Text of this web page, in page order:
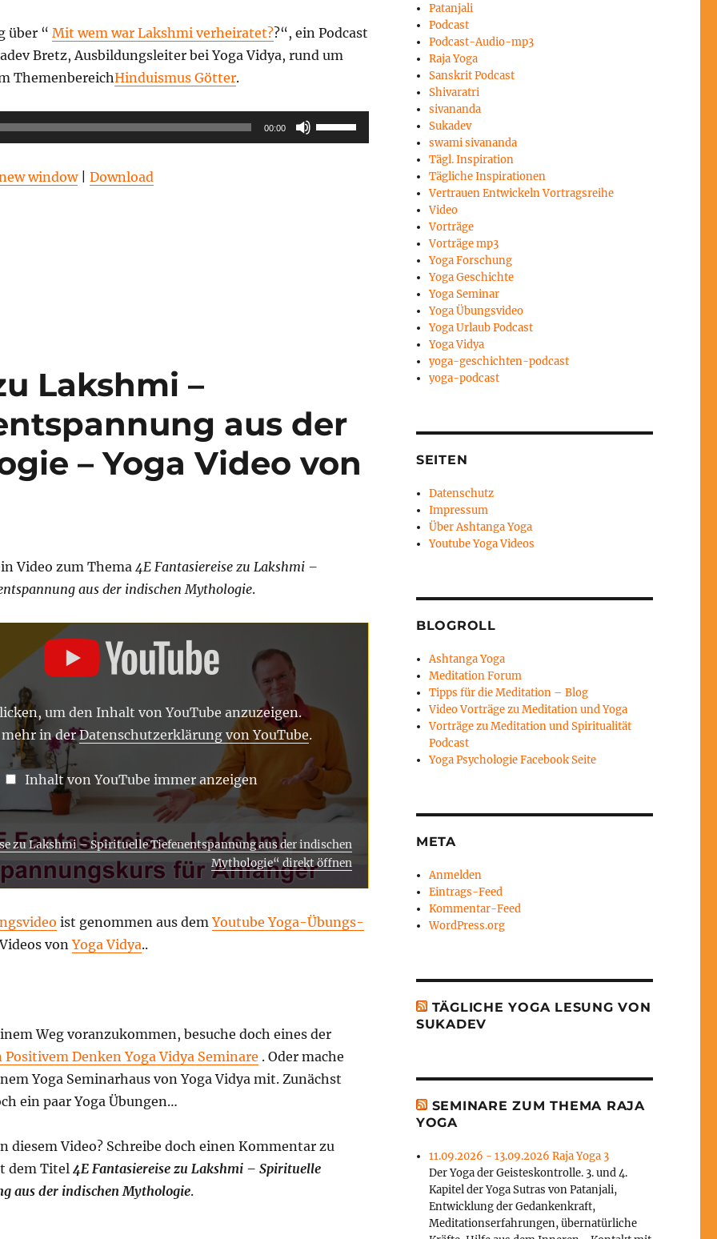
über “ Mit wem war Lakshmi verheiratet??“, ein Podcast
Bretz, Ausbildungsleiter bei Yoga Vidya, rund um
ThemenbereichHinduismus Götter.
00:00
Pfeiltasten
Hoch/Runter
window| Download
Lakshmi –
aus der
– Yoga Video von
Video zum Thema 4E Fantasiereise zu Lakshmi –
aus der indischen Mythologie.
um den Inhalt von YouTube anzuzeigen.
mehr in derDatenschutzerklärung von YouTube.
Inhalt von YouTube immer anzeigen
zu Lakshmi – Spirituelle Tiefenentspannung aus der indischen
Mythologie“ direkt öffnen
ist genommen aus demYoutube Yoga-Übungs-
vonYoga Vidya..
Weg voranzukommen, besuche doch eines der
Denken Yoga Vidya Seminare . Oder mache
Yoga Seminarhaus von Yoga Vidya mit. Zunächst
ein paar Yoga Übungen…
diesem Video? Schreibe doch einen Kommentar zu
dem Titel 4E Fantasiereise zu Lakshmi – Spirituelle
aus der indischen Mythologie.
Patanjali
Podcast
Podcast-Audio-mp3
Raja Yoga
Sanskrit Podcast
Shivaratri
sivananda
Sukadev
swami sivananda
Tägl. Inspiration
Tägliche Inspirationen
Vertrauen Entwickeln Vortragsreihe
Video
Vorträge
Vorträge mp3
Yoga Forschung
Yoga Geschichte
Yoga Seminar
Yoga Übungsvideo
Yoga Urlaub Podcast
Yoga Vidya
yoga-geschichten-podcast
yoga-podcast
SEITEN
Datenschutz
Impressum
Über Ashtanga Yoga
Youtube Yoga Videos
BLOGROLL
Ashtanga Yoga
Meditation Forum
Tipps für die Meditation – Blog
Video Vorträge zu Meditation und Yoga
Vorträge zu Meditation und Spiritualität
Podcast
Yoga Psychologie Facebook Seite
META
Anmelden
Eintrags-Feed
Kommentar-Feed
WordPress.org
TÄGLICHE YOGA LESUNG VON
SUKADEV
SEMINARE ZUM THEMA RAJA
YOGA
11.09.2026 - 13.09.2026 Raja Yoga 3
Der Yoga der Geisteskontrolle. 3. und 4.
Kapitel der Yoga Sutras von Patanjali,
Entwicklung der Gedankenkraft,
Meditationserfahrungen, übernatürliche